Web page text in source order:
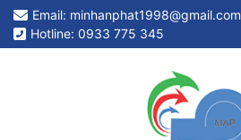
Email: minhanphat1998@gmail.com
Hotline: 0933 775 345